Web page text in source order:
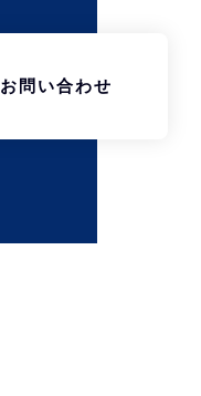
お問い合わせ